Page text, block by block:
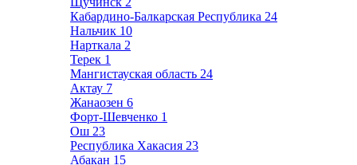
Кабардино-Балкарская Республика 24
Нальчик 10
Нарткала 2
Терек 1
Мангистауская область 24
Актау 7
Жанаозен 6
Форт-Шевченко 1
Ош 23
Республика Хакасия 23
Абакан 15